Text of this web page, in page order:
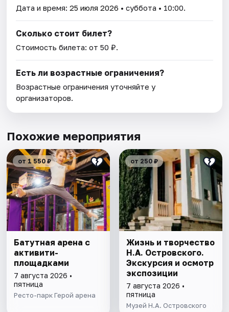
Дата и время:25 июля 2026 • суббота • 10:00.
Сколько стоит билет?
Стоимость билета: от 50 ₽.
Есть ли возрастные ограничения?
Возрастные ограничения уточняйте у
организаторов.
Похожие мероприятия
от 1 550 ₽
Батутная арена с
активити-
площадками
7 августа 2026 •
пятница
Ресто-парк Герой арена
от 250 ₽
Жизнь и творчество
Н.А. Островского.
Экскурсия и осмотр
экспозиции
7 августа 2026 •
пятница
Музей Н.А. Островского